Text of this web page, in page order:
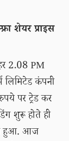
शेयर प्राइस
2.08 PM
लिमिटेड कंपनी
पर ट्रेड कर
शुरू होते ही
हुआ. आज